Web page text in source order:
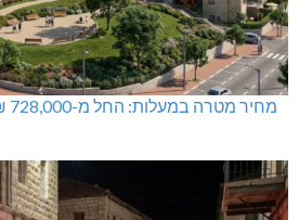
מחיר מטרה במעלות: החל מ-728,000 ₪